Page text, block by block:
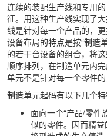
连续的装配生产线和专用
征。用这种生产线实现了
线是针对每一个产品的，
设备布局的特点是按“制造
的若干台设备的组合，将
顺序排列，在制造单元内
单元不是针对每一个零件
制造单元起码有以下几个特
面向一个“产品/零件
似的零件。因而精